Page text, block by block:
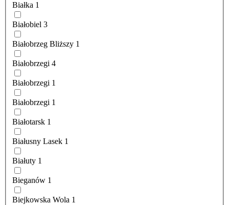
Białka 1
Białobiel 3
Białobrzeg Bliższy 1
Białobrzegi 4
Białobrzegi 1
Białobrzegi 1
Białotarsk 1
Białusny Lasek 1
Białuty 1
Bieganów 1
Biejkowska Wola 1